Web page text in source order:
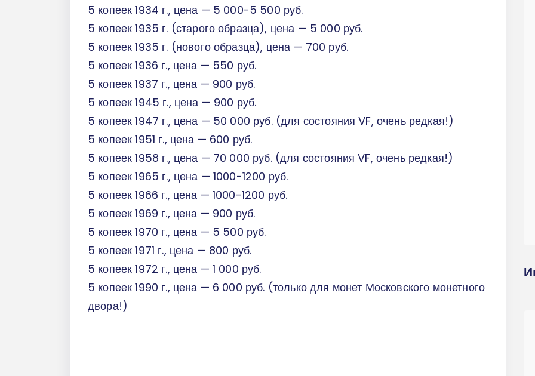
5 копеек 1934 г., цена — 5 000-5 500 руб.
5 копеек 1935 г. (старого образца), цена — 5 000 руб.
5 копеек 1935 г. (нового образца), цена — 700 руб.
5 копеек 1936 г., цена — 550 руб.
5 копеек 1937 г., цена — 900 руб.
5 копеек 1945 г., цена — 900 руб.
5 копеек 1947 г., цена — 50 000 руб. (для состояния VF, очень редкая!)
5 копеек 1951 г., цена — 600 руб.
5 копеек 1958 г., цена — 70 000 руб. (для состояния VF, очень редкая!)
5 копеек 1965 г., цена — 1000-1200 руб.
5 копеек 1966 г., цена — 1000-1200 руб.
5 копеек 1969 г., цена — 900 руб.
5 копеек 1970 г., цена — 5 500 руб.
5 копеек 1971 г., цена — 800 руб.
5 копеек 1972 г., цена — 1 000 руб.
5 копеек 1990 г., цена — 6 000 руб. (только для монет Московского монетного
двора!)